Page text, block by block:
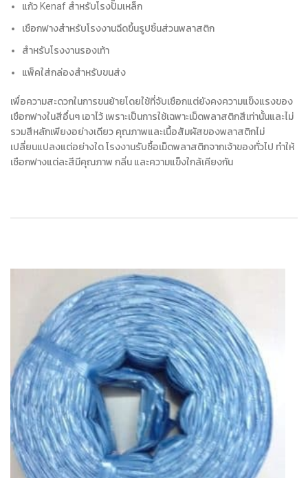
แก้ว Kenaf สำหรับโรงปั๊มเหล็ก
เชือกฟางสำหรับโรงงานฉีดขึ้นรูปชิ้นส่วนพลาสติก
สำหรับโรงงานรองเท้า
แพ็คใส่กล่องสำหรับขนส่ง
เพื่อความสะดวกในการขนย้ายโดยใช้ที่จับเชือกแต่ยังคงความแข็งแรงของ
เชือกฟางในสีอื่นๆ เอาไว้ เพราะเป็นการใช้เฉพาะเม็ดพลาสติกสีเท่านั้นและไม่
รวมสีหลักเพียงอย่างเดียว คุณภาพและเนื้อสัมผัสของพลาสติกไม่
เปลี่ยนแปลงแต่อย่างใด โรงงานรับซื้อเม็ดพลาสติกจากเจ้าของทั่วไป ทำให้
เชือกฟางแต่ละสีมีคุณภาพ กลิ่น และความแข็งใกล้เคียงกัน